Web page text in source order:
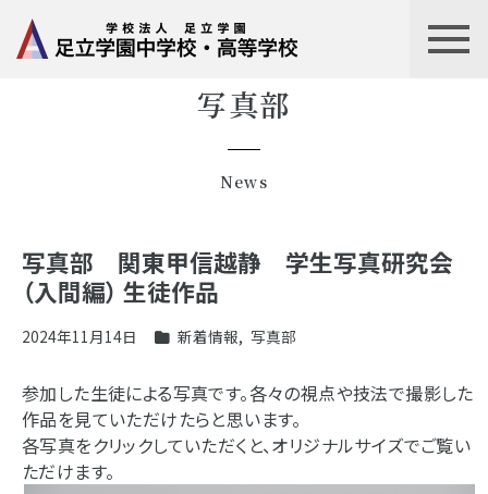
写真部
News
写真部 関東甲信越静 学生写真研究会
（入間編） 生徒作品
2024年11月14日 新着情報, 写真部
参加した生徒による写真です。各々の視点や技法で撮影した
作品を見ていただけたらと思います。
各写真をクリックしていただくと、オリジナルサイズでご覧い
ただけます。